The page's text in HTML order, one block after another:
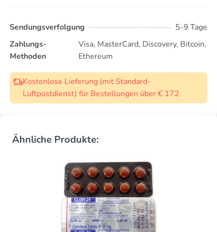
Sendungsverfolgung
5-9 Tage
Zahlungs-
Methoden
Visa, MasterCard, Discovery, Bitcoin,
Ethereum
Kostenlose Lieferung (mit Standard-
Luftpostdienst) für Bestellungen über € 172
Ähnliche Produkte: